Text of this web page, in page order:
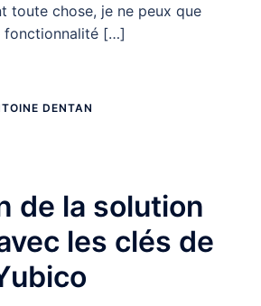
toute chose, je ne peux que
fonctionnalité […]
DENTAN
de la solution
les clés de